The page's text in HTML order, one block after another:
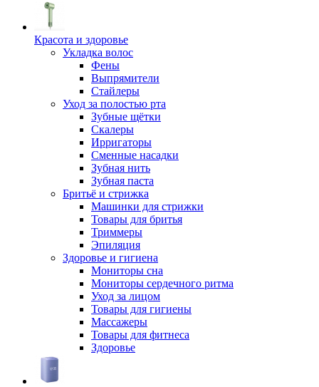
Красота и здоровье
Укладка волос
Фены
Выпрямители
Стайлеры
Уход за полостью рта
Зубные щётки
Скалеры
Ирригаторы
Сменные насадки
Зубная нить
Зубная паста
Бритьё и стрижка
Машинки для стрижки
Товары для бритья
Триммеры
Эпиляция
Здоровье и гигиена
Мониторы сна
Мониторы сердечного ритма
Уход за лицом
Товары для гигиены
Массажеры
Товары для фитнеса
Здоровье